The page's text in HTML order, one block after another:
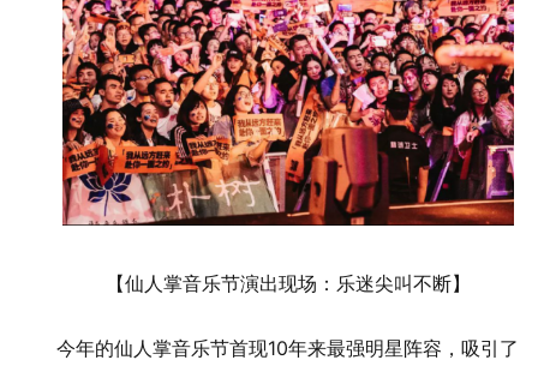
【仙人掌音乐节演出现场：乐迷尖叫不断】
今年的仙人掌音乐节首现10年来最强明星阵容，吸引了